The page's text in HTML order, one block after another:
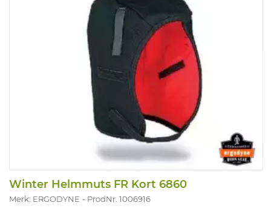
Winter Helmmuts FR Kort 6860
Merk: ERGODYNE ProdNr. 1006916